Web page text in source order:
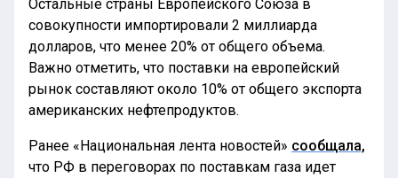
Остальные страны Европейского Союза в
совокупности импортировали 2 миллиарда
долларов, что менее 20% от общего объема.
Важно отметить, что поставки на европейский
рынок составляют около 10% от общего экспорта
американских нефтепродуктов.
Ранее «Национальная лента новостей» сообщала,
что РФ в переговорах по поставкам газа идет